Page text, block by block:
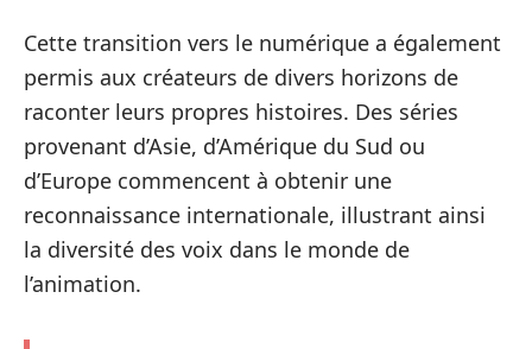
Cette transition vers le numérique a également
permis aux créateurs de divers horizons de
raconter leurs propres histoires. Des séries
provenant d’Asie, d’Amérique du Sud ou
d’Europe commencent à obtenir une
reconnaissance internationale, illustrant ainsi
la diversité des voix dans le monde de
l’animation.